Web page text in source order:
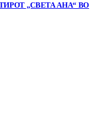
„СВЕТА АНА“ ВО